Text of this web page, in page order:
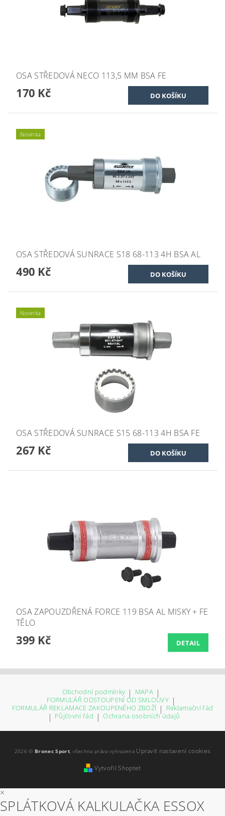
OSA STŘEDOVÁ NECO 113,5 MM BSA FE
170 Kč
Novinka
OSA STŘEDOVÁ SUNRACE S18 68-113 4H BSA AL
490 Kč
Novinka
OSA STŘEDOVÁ SUNRACE S15 68-113 4H BSA FE
267 Kč
OSA ZAPOUZDŘENÁ FORCE 119 BSA AL MISKY + FE
TĚLO
399 Kč DETAIL
Obchodní podmínky | MAPA |
FORMULÁŘ ODSTOUPENÍ OD SMLOUVY |
FORMULÁŘ REKLAMACE ZAKOUPENÉHO ZBOŽÍ | Reklamační řád
| Půjčovní řád | Ochrana osobních údajů
2026 © Bronec Sport, všechna práva vyhrazena Upravit nastavení cookies
Vytvořil Shoptet
×
SPLÁTKOVÁ KALKULAČKA ESSOX